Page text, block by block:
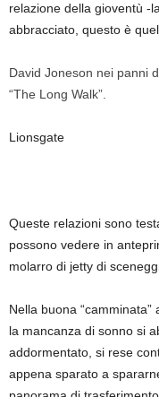
relazione della gioventù -
abbracciato, questo è
David Joneson nei panni
“The Long Walk”.
Lionsgate
Queste relazioni sono
possono vedere in
molarro di jetty di
Nella buona
la mancanza di sonno si
addormentato, si rese
appena sparato a